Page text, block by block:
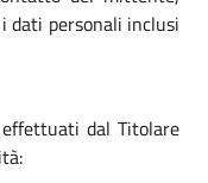
dati personali inclusi
dal Titolare